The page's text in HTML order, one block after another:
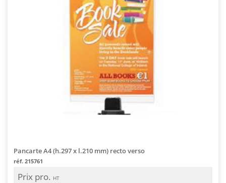
Pancarte A4 (h.297 x l.210 mm) recto verso
réf. 215761
Prix pro. HT